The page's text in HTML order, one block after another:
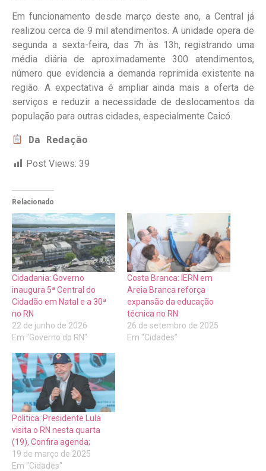
Em funcionamento desde março deste ano, a Central já
realizou cerca de 9 mil atendimentos. A unidade opera de
segunda a sexta-feira, das 7h às 13h, registrando uma
média diária de aproximadamente 300 atendimentos,
número que evidencia a demanda reprimida existente na
região. A expectativa é ampliar ainda mais a oferta de
serviços e reduzir a necessidade de deslocamentos da
população para outras cidades, especialmente Caicó.
Da Redação
Post Views: 39
Relacionado
Cidadania: Governo
inaugura 5ª Central do
Cidadão em Natal e a 30ª
no RN
22 de junho de 2026
Em "Governo do RN"
Costa Branca: IERN em
Areia Branca reforça
expansão da educação
técnica no RN
26 de setembro de 2025
Em "Cidades"
Politica: Presidente Lula
visita o RN nesta quarta
(19), Confira agenda;
19 de março de 2025
Em "Cidades"